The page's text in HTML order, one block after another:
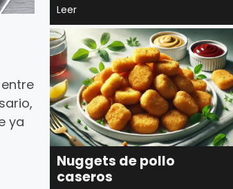
ya
Leer
Nuggets de pollo
caseros